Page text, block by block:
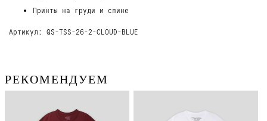
Принты на груди и спине
Артикул: QS-TSS-26-2-CLOUD-BLUE
РЕКОМЕНДУЕМ